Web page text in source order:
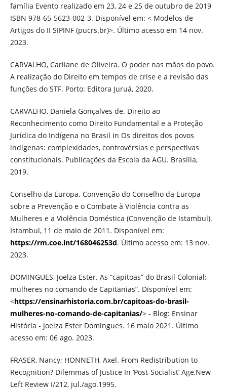
família Evento realizado em 23, 24 e 25 de outubro de 2019
ISBN 978-65-5623-002-3. Disponível em: < Modelos de
Artigos do II SIPINF (pucrs.br)>. Último acesso em 14 nov.
2023.
CARVALHO, Carliane de Oliveira. O poder nas mãos do povo.
A realização do Direito em tempos de crise e a revisão das
funções do STF. Porto: Editora Juruá, 2020.
CARVALHO, Daniela Gonçalves de. Direito ao
Reconhecimento como Direito Fundamental e a Proteção
Jurídica do Indígena no Brasil in Os direitos dos povos
indígenas: complexidades, controvérsias e perspectivas
constitucionais. Publicações da Escola da AGU. Brasília,
2019.
Conselho da Europa. Convenção do Conselho da Europa
sobre a Prevenção e o Combate à Violência contra as
Mulheres e a Violência Doméstica (Convenção de Istambul).
Istambul, 11 de maio de 2011. Disponível em:
https://rm.coe.int/168046253d. Último acesso em: 13 nov.
2023.
DOMINGUES, Joelza Ester. As “capitoas” do Brasil Colonial:
mulheres no comando de Capitanias”. Disponível em:
<https://ensinarhistoria.com.br/capitoas-do-brasil-
mulheres-no-comando-de-capitanias/> - Blog: Ensinar
História - Joelza Ester Domingues. 16 maio 2021. Último
acesso em: 06 ago. 2023.
FRASER, Nancy; HONNETH, Axel. From Redistribution to
Recognition? Dilemmas of Justice In ‘Post-Socialist’ Age,New
Left Review I/212, jul./ago.1995.